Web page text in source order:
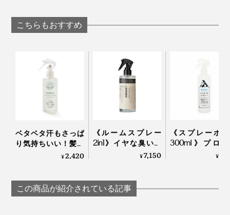
BIO FOR THE EARTH
こちらもおすすめ
ベタベタ汗もさっぱ
り気持ちいい！髪も
顔も体も、スプレー
ュ」｜
YODELLOUTDOOR
¥2,420
《ルームスプレー
2in1》イヤな臭いを
リセットして、北欧
｜HUMDAKIN
¥7,150
《スプレーボ
300ml》プロ
用、汚れに一吹
¥
この商品が紹介されている記事